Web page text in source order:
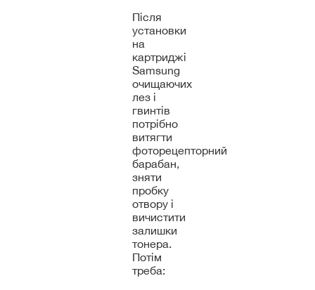
Після
установки
на
картриджі
Samsung
очищаючих
лез і
гвинтів
потрібно
витягти
фоторецепторний
барабан,
зняти
пробку
отвору і
вичистити
залишки
тонера.
Потім
треба: